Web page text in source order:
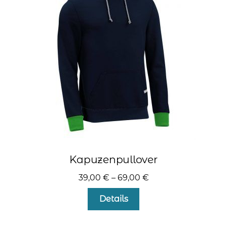
Optionen
können
Produktseite
gewählt
werden
Kapuzenpullover
39,00 € – 69,00 €
Details